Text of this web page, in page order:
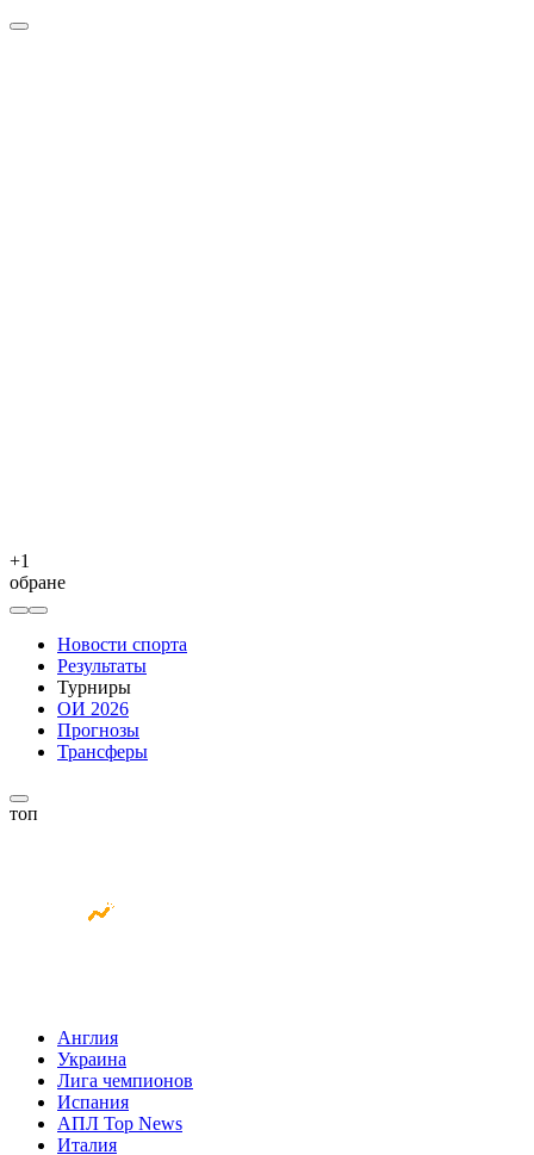
+1
обране
Новости спорта
Результаты
Турниры
ОИ 2026
Прогнозы
Трансферы
топ
Англия
Украина
Лига чемпионов
Испания
АПЛ Top News
Италия